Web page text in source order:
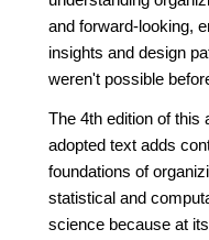
and forward-looking,
insights and design
weren't possible
The 4th edition of this
adopted text adds
foundations of
statistical and
science because at